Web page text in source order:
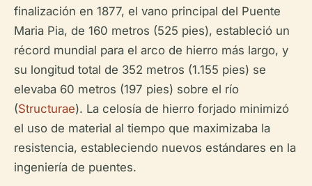
finalización en 1877, el vano principal del Puente
Maria Pia, de 160 metros (525 pies), estableció un
récord mundial para el arco de hierro más largo, y
su longitud total de 352 metros (1.155 pies) se
elevaba 60 metros (197 pies) sobre el río
(Structurae). La celosía de hierro forjado minimizó
el uso de material al tiempo que maximizaba la
resistencia, estableciendo nuevos estándares en la
ingeniería de puentes.